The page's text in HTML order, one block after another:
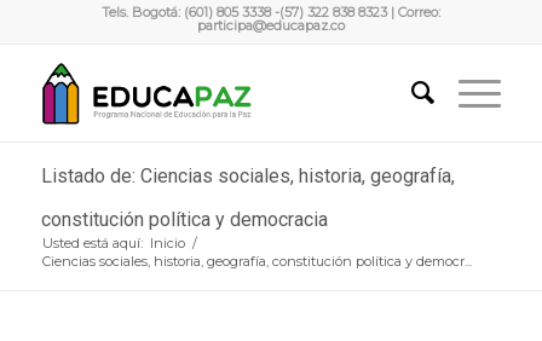
Tels. Bogotá: (601) 805 3338 -(57) 322 838 8323 | Correo:
participa@educapaz.co
Listado de: Ciencias sociales, historia, geografía,
constitución política y democracia
Usted está aquí: Inicio /
Ciencias sociales, historia, geografía, constitución política y democr...